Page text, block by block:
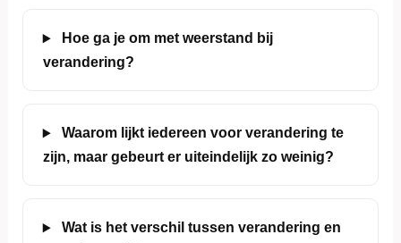
Hoe ga je om met weerstand bij
verandering?
Waarom lijkt iedereen voor verandering te
zijn, maar gebeurt er uiteindelijk zo weinig?
Wat is het verschil tussen verandering en